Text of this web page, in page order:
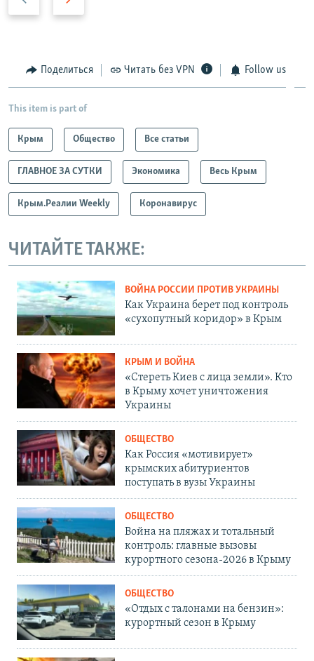
щ
и
й
л
й
ю
и
л
а
й
д
Поделиться Читать без VPN Follow us
This item is part of
Крым Общество Все статьи
ГЛАВНОЕ ЗА СУТКИ Экономика Весь Крым
Крым.Реалии Weekly Коронавирус
ЧИТАЙТЕ ТАКЖЕ:
ВОЙНА РОССИИ ПРОТИВ УКРАИНЫ
Как Украина берет под контроль
«сухопутный коридор» в Крым
КРЫМ И ВОЙНА
«Стереть Киев с лица земли». Кто
в Крыму хочет уничтожения
Украины
ОБЩЕСТВО
Как Россия «мотивирует»
крымских абитуриентов
поступать в вузы Украины
ОБЩЕСТВО
Война на пляжах и тотальный
контроль: главные вызовы
курортного сезона-2026 в Крыму
ОБЩЕСТВО
«Отдых с талонами на бензин»:
курортный сезон в Крыму